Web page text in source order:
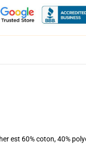
est 60% coton, 40%